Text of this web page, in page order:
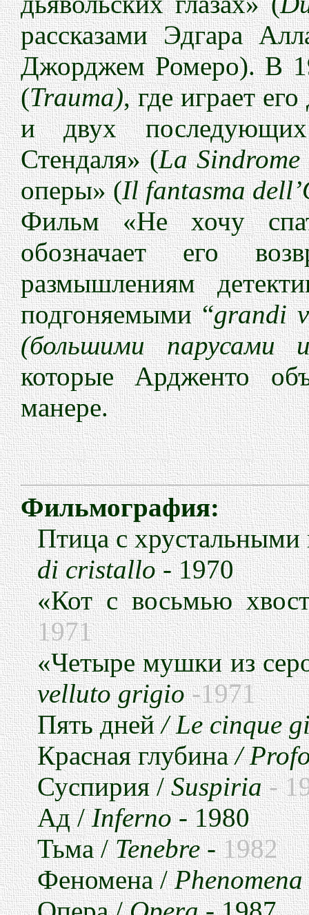
рассказами Эдгара
Джорджем Ромеро). В
(Trauma), где играет
и двух
Стендаля» (La
оперы» (Il fantasma
Фильм «Не хочу
обозначает его
размышлениям
подгоняемыми “grandi
(большими парусами
которые Ардженто
манере.
Фильмография:
Птица с хрустальными
di cristallo- 1970
«Кот с восьмью
1971
«Четыре мушки из
velluto grigio-1971
Пять дней/ Le cinque
Красная глубина/
Суспирия/Suspiria-
Ад/Inferno- 1980
Тьма/Tenebre -1982
Феномена/Phenomena